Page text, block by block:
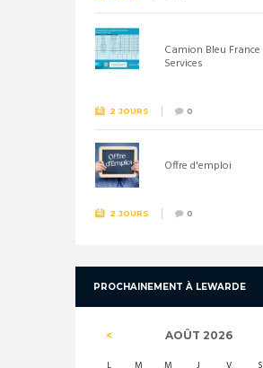
Camion Bleu France
Services
2 JOURS 0
Offre d'emploi
2 JOURS 0
PROCHAINEMENT À LEWARDE
AOÛT 2026